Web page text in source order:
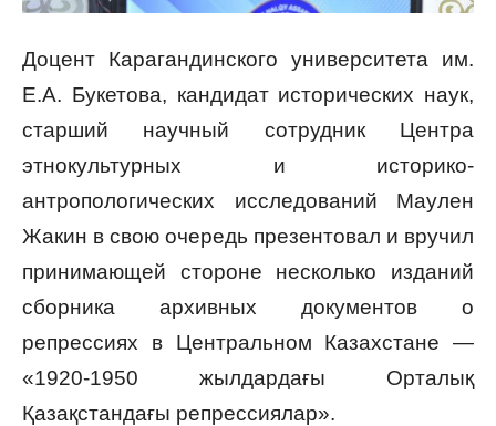
Доцент Карагандинского университета им.
Е.А. Букетова, кандидат исторических наук,
старший научный сотрудник Центра
этнокультурных и историко-
антропологических исследований Маулен
Жакин в свою очередь презентовал и вручил
принимающей стороне несколько изданий
сборника архивных документов о
репрессиях в Центральном Казахстане —
«1920-1950 жылдардағы Орталық
Қазақстандағы репрессиялар».